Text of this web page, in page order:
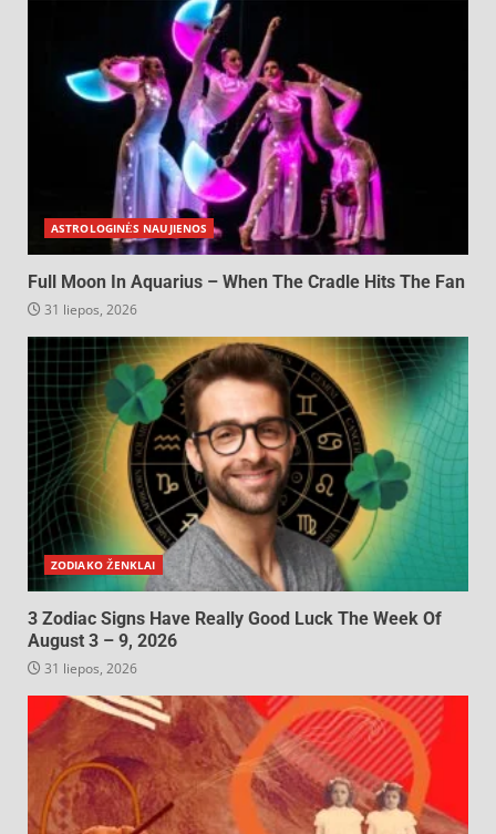
ASTROLOGINĖS NAUJIENOS
Full Moon In Aquarius – When The Cradle Hits The Fan
31 liepos, 2026
ZODIAKO ŽENKLAI
3 Zodiac Signs Have Really Good Luck The Week Of
August 3 – 9, 2026
31 liepos, 2026